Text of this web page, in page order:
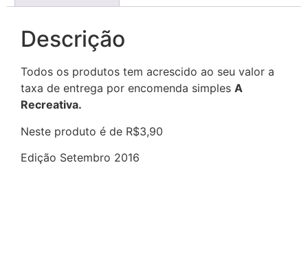
Descrição
Todos os produtos tem acrescido ao seu valor a
taxa de entrega por encomenda simples A
Recreativa.
Neste produto é de R$3,90
Edição Setembro 2016